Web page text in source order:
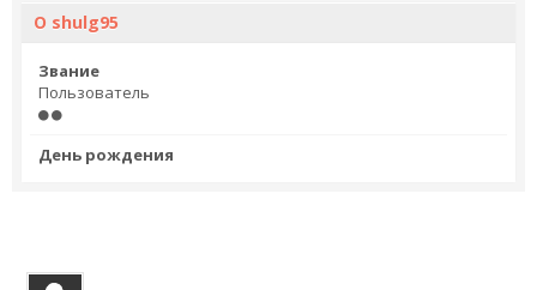
О shulg95
Звание
Пользователь
День рождения